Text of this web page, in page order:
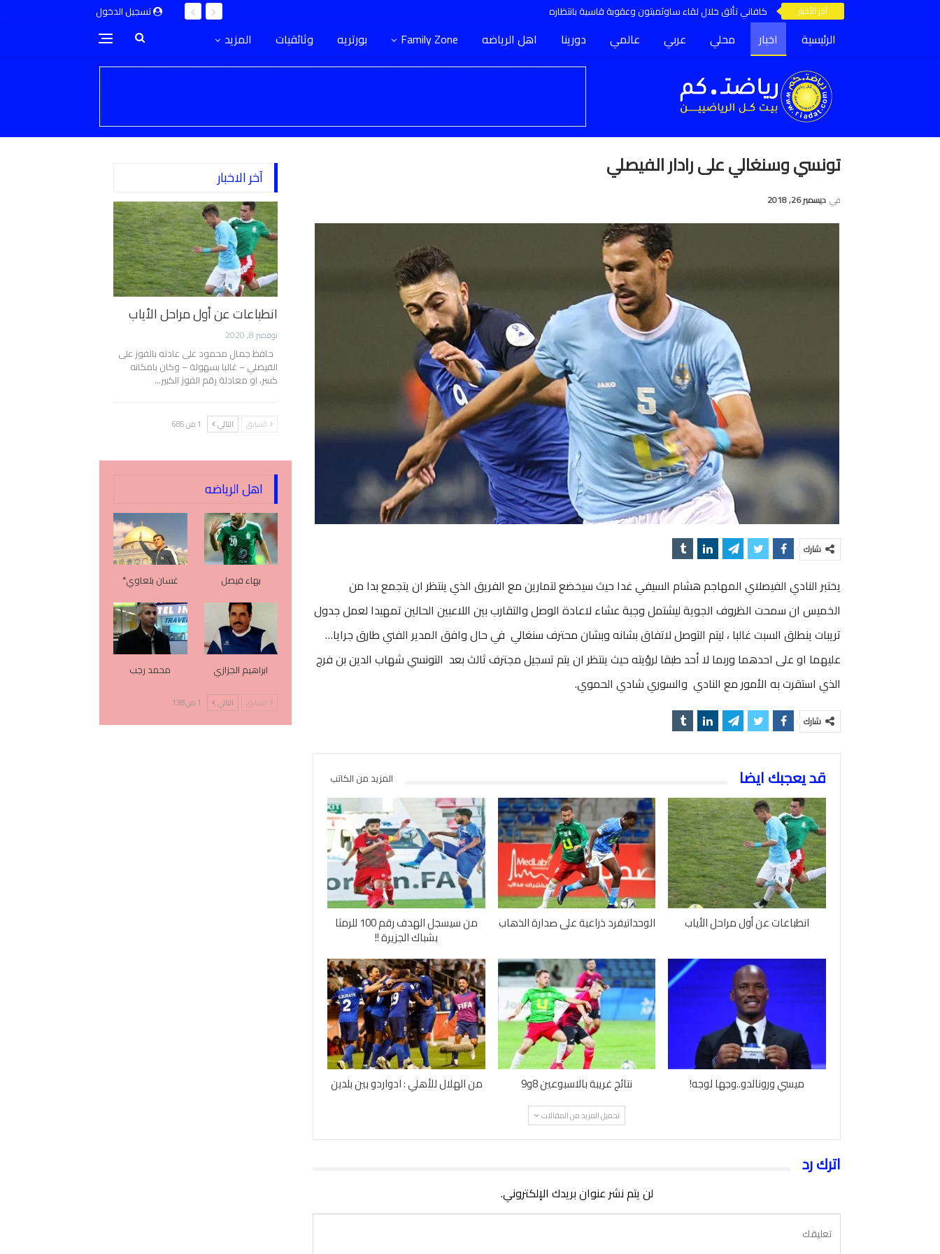
تسجيل الدخول آخر الأخبار كافاني تألق خلال لقاء ساوثمبتون وعقوبة قاسية بانتظاره
الرئيسية اخبار محلي عربي عالمي دورينا اهل الرياضه Family Zone بورتريه وثائقيات المزيد
تونسي وسنغالي على رادار الفيصلي
في ديسمبر 26, 2018
شارك
يختبر النادي الفيصلاي المهاجم هشام السيفي غدا حيث سيخضع لتمارين مع الفريق الذي ينتظر ان يتجمع بدا من
الخميس ان سمحت الظروف الجوية ليشتمل وجبة عشاء لاعادة الوصل والتقارب بين اللاعبين الحالين تمهيدا لعمل جدول
تريبات ينطلق السبت غالبا ، ليتم التوصل لاتفاق بشانه وبشان محترف سنغالي في حال وافق المدير الفني طارق جرايا…
عليهما او على احدهما وربما لا أحد طبقا لرؤيته حيث ينتظر ان يتم تسجيل مجترف ثالث بعد التونسي شهاب الدين بن فرج
الذي استقرت به الأمور مع النادي والسوري شادي الحموي.
شارك
قد يعجبك ايضا المزيد من الكاتب
انطباعات عن أول مراحل الأياب الوحداتيفرد ذراعية على صدارة الذهاب من سيسجل الهدف رقم 100 للرمثا
بشباك الجزيرة !!
ميسي ورونالدو..وجها لوجه! نتائج غريبة بالاسبوعين 8و9 من الهلال للأهلي : ادواردو بين بلدين
تحميل المزيد من المقالات
اترك رد
لن يتم نشر عنوان بريدك الإلكتروني.
آخر الاخبار
انطباعات عن أول مراحل الأياب
نوفمبر 8, 2020
حافظ جمال محمود على عادته بالفوز على
الفيصلي – غالبا بسهولة – وكان بامكانه
كسر، او معادلة رقم الفوز الكبير…
السابق التالي 1 من 685
اهل الرياضه
بهاء فيصل غسان بلعاوي*
ابراهيم الجزازي محمد رجب
السابق التالي 1 من 138